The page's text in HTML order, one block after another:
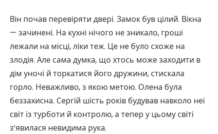
Він почав перевіряти двері. Замок був цілий. Вікна
— зачинені. На кухні нічого не зникало, гроші
лежали на місці, ліки теж. Це не було схоже на
злодія. Але сама думка, що хтось може заходити в
дім уночі й торкатися його дружини, стискала
горло. Неважливо, з якою метою. Олена була
беззахисна. Сергій шість років будував навколо неї
світ із турботи й контролю, а тепер у цьому світі
з’явилася невидима рука.